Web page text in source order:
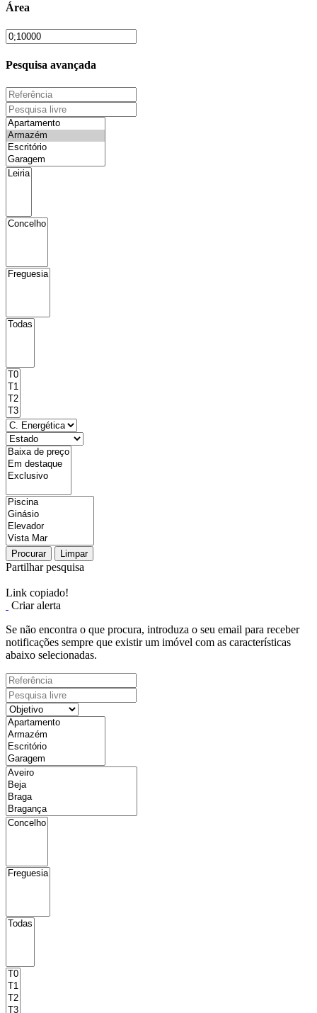
Área
Pesquisa avançada
Procurar Limpar
Partilhar pesquisa
Link copiado!
Criar alerta
Se não encontra o que procura, introduza o seu email para receber
notificações sempre que existir um imóvel com as características
abaixo selecionadas.